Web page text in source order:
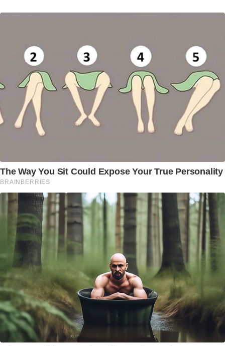
The Way You Sit Could Expose Your True Personality
BRAINBERRIES